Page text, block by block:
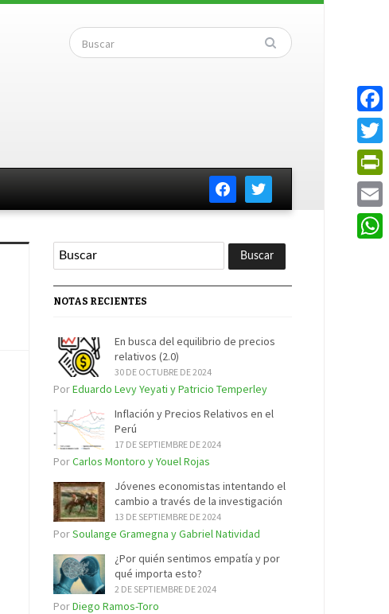
facebooktwitter
NOTAS RECIENTES
En busca del equilibrio de precios
relativos (2.0)
30 DE OCTUBRE DE 2024
PorEduardo Levy Yeyati y Patricio Temperley
Inflación y Precios Relativos en el
Perú
17 DE SEPTIEMBRE DE 2024
PorCarlos Montoro y Youel Rojas
Jóvenes economistas intentando el
cambio a través de la investigación
13 DE SEPTIEMBRE DE 2024
PorSoulange Gramegna y Gabriel Natividad
¿Por quién sentimos empatía y por
qué importa esto?
2 DE SEPTIEMBRE DE 2024
PorDiego Ramos-Toro
Email